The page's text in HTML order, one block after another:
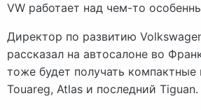
VW работает над чем-то
Директор по развитию
рассказал на автосалоне во
тоже будет получать компактные
Touareg, Atlas и последний Tiguan.